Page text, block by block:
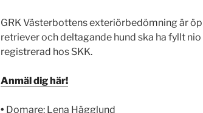
GRK Västerbottens exteriörbedömning är
retriever och deltagande hund ska ha fyllt
registrerad hos SKK.
Anmäl dig här!
• Domare: Lena Hägglund